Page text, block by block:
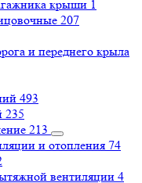
крыши 1
207
и переднего крыла
493
235
213
и отопления 74
вентиляции 4